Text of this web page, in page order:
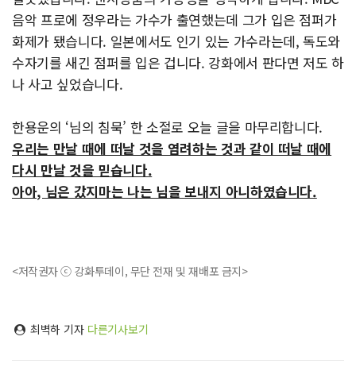
음악 프로에 정우라는 가수가 출연했는데 그가 입은 점퍼가
화제가 됐습니다. 일본에서도 인기 있는 가수라는데, 독도와
수자기를 새긴 점퍼를 입은 겁니다. 강화에서 판다면 저도 하
나 사고 싶었습니다.
한용운의 ‘님의 침묵’ 한 소절로 오늘 글을 마무리합니다.
우리는 만날 때에 떠날 것을 염려하는 것과 같이 떠날 때에
다시 만날 것을 믿습니다.
아아, 님은 갔지마는 나는 님을 보내지 아니하였습니다.
<저작권자 ⓒ 강화투데이, 무단 전재 및 재배포 금지>
최벽하 기자 다른기사보기